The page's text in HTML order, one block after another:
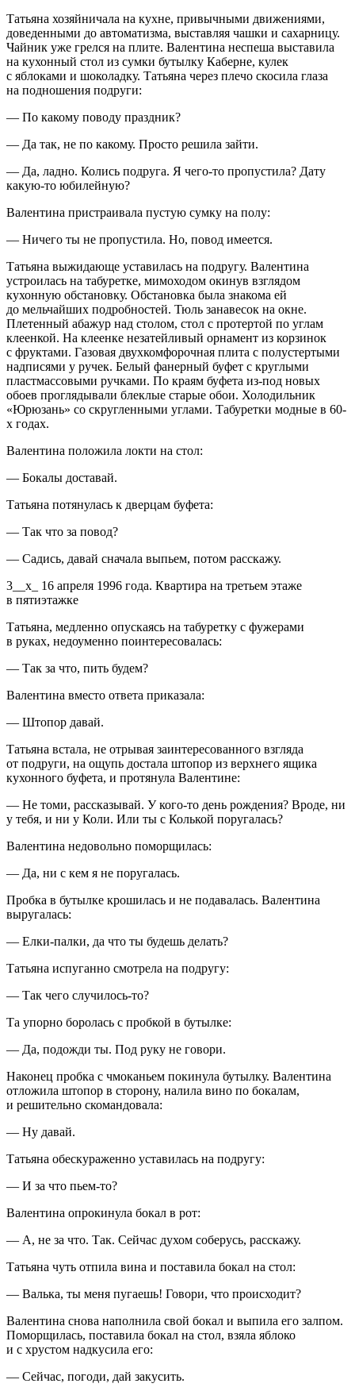
Татьяна хозяйничала на кухне, привычными движениями,
доведенными до автоматизма, выставляя чашки и сахарницу.
Чайник уже грелся на плите. Валентина неспеша выставила
на кухонный стол из сумки бутылку Каберне, кулек
с яблоками и шоколадку. Татьяна через плечо скосила глаза
на подношения подруги:
— По какому поводу праздник?
— Да так, не по какому. Просто решила зайти.
— Да, ладно. Колись подруга. Я чего-то пропустила? Дату
какую-то юбилейную?
Валентина пристраивала пустую сумку на полу:
— Ничего ты не пропустила. Но, повод имеется.
Татьяна выжидающе уставилась на подругу. Валентина
устроилась на табуретке, мимоходом окинув взглядом
кухонную обстановку. Обстановка была знакома ей
до мельчайших подробностей. Тюль занавесок на окне.
Плетенный абажур над столом, стол с протертой по углам
клеенкой. На клеенке незатейливый орнамент из корзинок
с фруктами. Газовая двухкомфорочная плита с полустертыми
надписями у ручек. Белый фанерный буфет с круглыми
пластмассовыми ручками. По краям буфета из-под новых
обоев проглядывали блеклые старые обои. Холодильник
«Юрюзань» со скругленными углами. Табуретки модные в 60-
х годах.
Валентина положила локти на стол:
— Бокалы доставай.
Татьяна потянулась к дверцам буфета:
— Так что за повод?
— Садись, давай сначала выпьем, потом расскажу.
3__х_ 16 апреля 1996 года. Квартира на третьем этаже
в пятиэтажке
Татьяна, медленно опускаясь на табуретку с фужерами
в руках, недоуменно поинтересовалась:
— Так за что, пить будем?
Валентина вместо ответа приказала:
— Штопор давай.
Татьяна встала, не отрывая заинтересованного взгляда
от подруги, на ощупь достала штопор из верхнего ящика
кухонного буфета, и протянула Валентине:
— Не томи, рассказывай. У кого-то день рождения? Вроде, ни
у тебя, и ни у Коли. Или ты с Колькой поругалась?
Валентина недовольно поморщилась:
— Да, ни с кем я не поругалась.
Пробка в бутылке крошилась и не подавалась. Валентина
выругалась:
— Елки-палки, да что ты будешь делать?
Татьяна испуганно смотрела на подругу:
— Так чего случилось-то?
Та упорно боролась с пробкой в бутылке:
— Да, подожди ты. Под руку не говори.
Наконец пробка с чмоканьем покинула бутылку. Валентина
отложила штопор в сторону, налила вино по бокалам,
и решительно скомандовала:
— Ну давай.
Татьяна обескураженно уставилась на подругу:
— И за что пьем-то?
Валентина опрокинула бокал в рот:
— А, не за что. Так. Сейчас духом соберусь, расскажу.
Татьяна чуть отпила вина и поставила бокал на стол:
— Валька, ты меня пугаешь! Говори, что происходит?
Валентина снова наполнила свой бокал и выпила его залпом.
Поморщилась, поставила бокал на стол, взяла яблоко
и с хрустом надкусила его:
— Сейчас, погоди, дай закусить.